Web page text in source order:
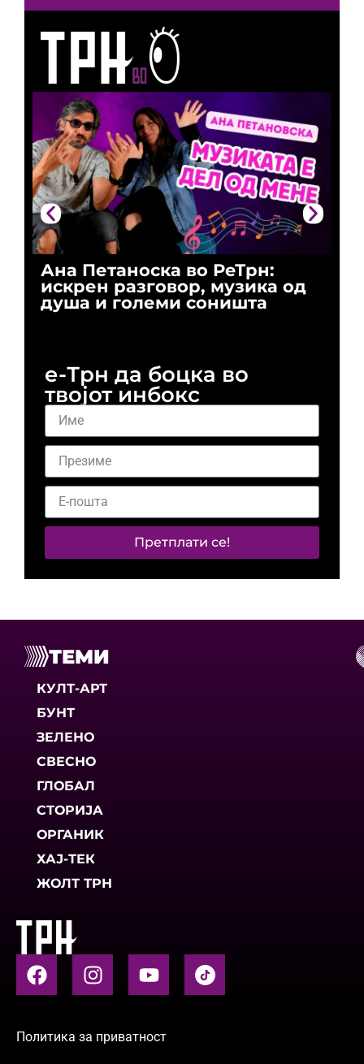
Ана Петаноска во РеТрн:
искрен разговор, музика од
душа и големи соништа
е-Трн да боцка во
твојот инбокс
Претплати се!
ТЕМИ
КУЛТ-АРТ
БУНТ
ЗЕЛЕНО
СВЕСНО
ГЛОБАЛ
СТОРИЈА
ОРГАНИК
ХАЈ-ТЕК
ЖОЛТ ТРН
Политика за приватност